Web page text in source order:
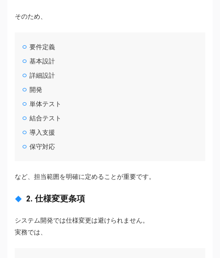
そのため、
要件定義
基本設計
詳細設計
開発
単体テスト
結合テスト
導入支援
保守対応
など、担当範囲を明確に定めることが重要です。
2. 仕様変更条項
システム開発では仕様変更は避けられません。
実務では、